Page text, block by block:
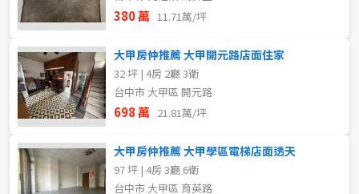
380 萬 11.71萬/坪
大甲房仲推薦 大甲開元路店面住家
32 坪 | 4房 2廳 3衛
台中市 大甲區 開元路
698 萬 21.81萬/坪
大甲房仲推薦 大甲學區電梯店面透天
97 坪 | 4房 3廳 6衛
台中市 大甲區 育英路